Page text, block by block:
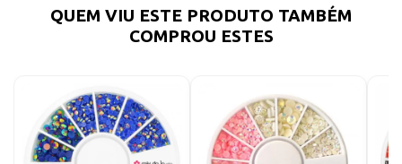
QUEM VIU ESTE PRODUTO TAMBÉM
COMPROU ESTES